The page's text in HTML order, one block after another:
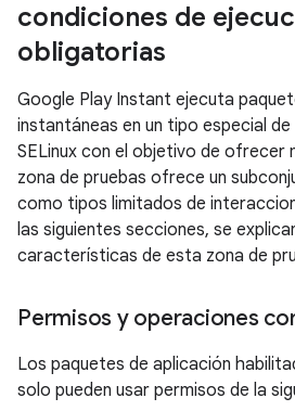
condiciones de
obligatorias
Google Play Instant ejecuta
instantáneas en un tipo especial
SELinux con el objetivo de ofrecer
zona de pruebas ofrece un
como tipos limitados de
las siguientes secciones, se
características de esta zona de
Permisos y operaciones
Los paquetes de aplicación
solo pueden usar permisos de la